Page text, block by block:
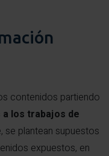
contenidos partiendo
los trabajos de
se plantean supuestos
expuestos, en